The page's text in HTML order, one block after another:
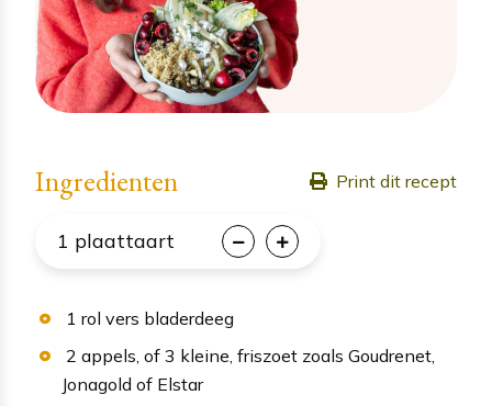
Ingredienten Print dit recept
1 plaattaart
1 rol vers bladerdeeg
2 appels, of 3 kleine, friszoet zoals Goudrenet,
Jonagold of Elstar